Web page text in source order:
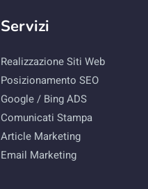
Servizi
Realizzazione Siti Web
Posizionamento SEO
Google / Bing ADS
Comunicati Stampa
Article Marketing
Email Marketing